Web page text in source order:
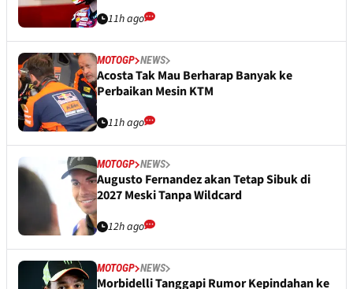
11h ago
MOTOGP NEWS
Acosta Tak Mau Berharap Banyak ke
Perbaikan Mesin KTM
11h ago
MOTOGP NEWS
Augusto Fernandez akan Tetap Sibuk di
2027 Meski Tanpa Wildcard
12h ago
MOTOGP NEWS
Morbidelli Tanggapi Rumor Kepindahan ke